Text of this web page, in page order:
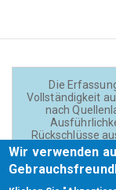
Die
Vollständigkeit
nach
Rückschlüsse
Daten und
Wir verwenden